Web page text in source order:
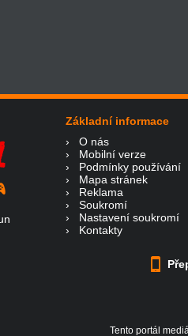
Základní informace
› O nás
› Mobilní verze
› Podmínky používání
› Mapa stránek
› Reklama
› Soukromí
› Nastavení soukromí
› Kontakty
Tento portál